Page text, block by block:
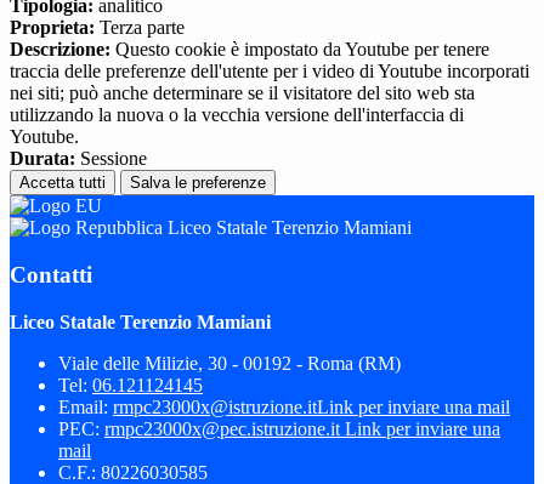
Tipologia: analitico
Proprieta: Terza parte
Descrizione: Questo cookie è impostato da Youtube per tenere
traccia delle preferenze dell'utente per i video di Youtube incorporati
nei siti; può anche determinare se il visitatore del sito web sta
utilizzando la nuova o la vecchia versione dell'interfaccia di
Youtube.
Durata: Sessione
Accetta tutti Salva le preferenze
Liceo Statale Terenzio Mamiani
Contatti
Liceo Statale Terenzio Mamiani
Viale delle Milizie, 30 - 00192 - Roma (RM)
Tel: 06.121124145
Email: rmpc23000x@istruzione.itLink per inviare una mail
PEC: rmpc23000x@pec.istruzione.it Link per inviare una
mail
C.F.: 80226030585